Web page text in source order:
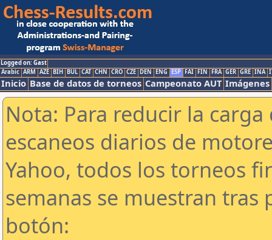
Logged on: Gast
Arabic ARM AZE BIH BUL CAT CHN CRO CZE DEN ENG ESP FAI FIN FRA GER GRE INA
Inicio Base de datos de torneos Campeonato AUT Imágenes
Nota: Para reducir la
escaneos diarios de
Yahoo, todos los torneos
semanas se muestran tras
botón: